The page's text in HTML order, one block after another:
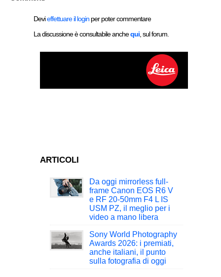
Devieffettuare il login per poter commentare
La discussione è consultabile anchequi , sul forum.
ARTICOLI
Da oggi mirrorless full-
frame Canon EOS R6 V
e RF 20-50mm F4 L IS
USM PZ, il meglio per i
video a mano libera
Sony World Photography
Awards 2026: i premiati,
anche italiani, il punto
sulla fotografia di oggi